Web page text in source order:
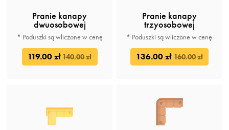
Pranie kanapy
dwuosobowej
* Poduszki są wliczone w cenę
119.00 zł 140.00 zł
Pranie kanapy
trzyosobowej
* Poduszki są wliczone w cenę
136.00 zł 160.00 zł